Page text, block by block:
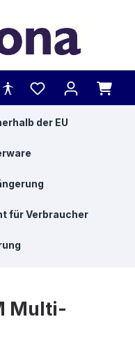
der EU
für Verbraucher
Multi-